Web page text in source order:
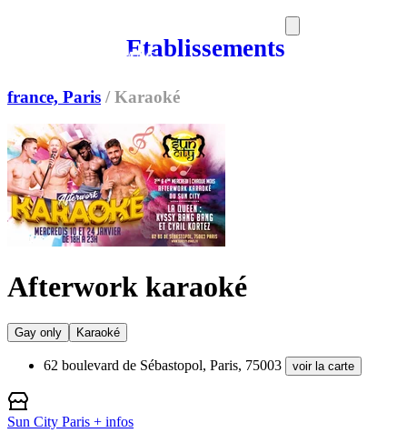
Etablissements
MAG
france, Paris / Karaoké
Afterwork karaoké
Gay only Karaoké
62 boulevard de Sébastopol, Paris, 75003 voir la carte
Sun City Paris + infos